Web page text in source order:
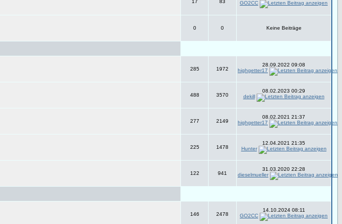
17 83
GO2CC
0 0 Keine Beiträge
285 1972
28.09.2022 09:08
highgetter17
488 3570
08.02.2023 00:29
dekill
277 2149
08.02.2021 21:37
highgetter17
225 1478
12.04.2021 21:35
Hunter
122 941
31.03.2020 22:28
dieselmueller
146 2478
14.10.2024 08:11
GO2CC